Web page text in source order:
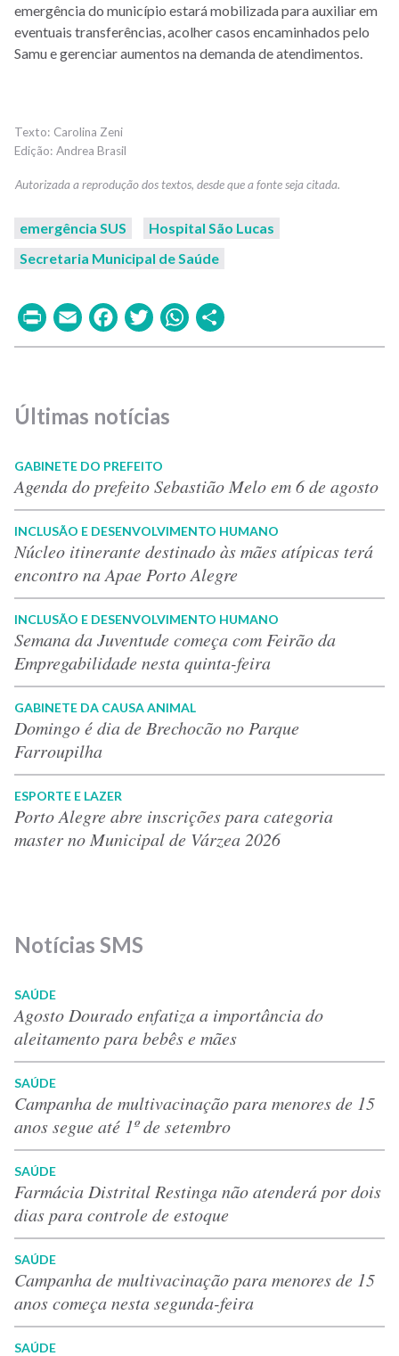
emergência do município estará mobilizada para auxiliar em
eventuais transferências, acolher casos encaminhados pelo
Samu e gerenciar aumentos na demanda de atendimentos.
Carolina Zeni
Andrea Brasil
emergência SUS
Hospital São Lucas
Secretaria Municipal de Saúde
PrintEmailFacebook
TwitterWhatsApp
Últimas notícias
GABINETE DO PREFEITO
Agenda do prefeito Sebastião Melo em 6 de agosto
INCLUSÃO E DESENVOLVIMENTO HUMANO
Núcleo itinerante destinado às mães atípicas terá
encontro na Apae Porto Alegre
INCLUSÃO E DESENVOLVIMENTO HUMANO
Semana da Juventude começa com Feirão da
Empregabilidade nesta quinta-feira
GABINETE DA CAUSA ANIMAL
Domingo é dia de Brechocão no Parque
Farroupilha
ESPORTE E LAZER
Porto Alegre abre inscrições para categoria
master no Municipal de Várzea 2026
Notícias SMS
SAÚDE
Agosto Dourado enfatiza a importância do
aleitamento para bebês e mães
SAÚDE
Campanha de multivacinação para menores de 15
anos segue até 1º de setembro
SAÚDE
Farmácia Distrital Restinga não atenderá por dois
dias para controle de estoque
SAÚDE
Campanha de multivacinação para menores de 15
anos começa nesta segunda-feira
SAÚDE